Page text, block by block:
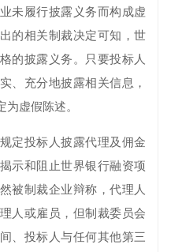
未履行披露义务而构成虚
的相关制裁决定可知，世
的披露义务。只要投标人
、充分地披露相关信息，
虚假陈述。
定投标人披露代理及佣金
示和阻止世界银行融资项
被制裁企业辩称，代理人
人或雇员，但制裁委员会
、投标人与任何其他第三